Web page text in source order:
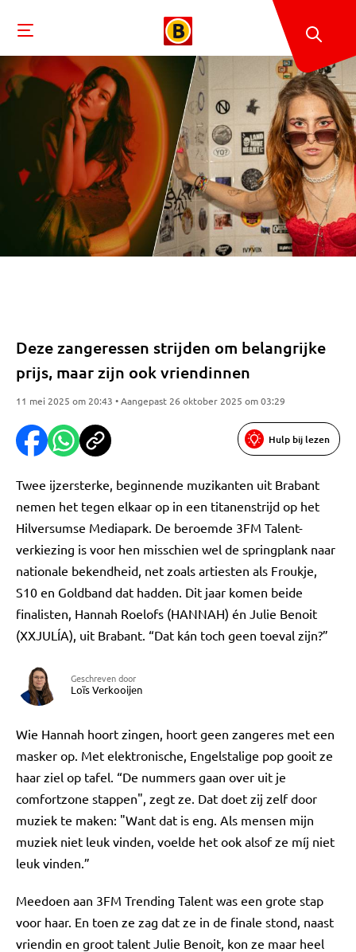
Deze zangeressen strijden om belangrijke
prijs, maar zijn ook vriendinnen
11 mei 2025 om 20:43 • Aangepast 26 oktober 2025 om 03:29
Hulp bij lezen
Twee ijzersterke, beginnende muzikanten uit Brabant
nemen het tegen elkaar op in een titanenstrijd op het
Hilversumse Mediapark. De beroemde 3FM Talent-
verkiezing is voor hen misschien wel de springplank naar
nationale bekendheid, net zoals artiesten als Froukje,
S10 en Goldband dat hadden. Dit jaar komen beide
finalisten, Hannah Roelofs (HANNAH) én Julie Benoit
(XXJULÍA), uit Brabant. “Dat kán toch geen toeval zijn?”
Geschreven door
Loïs Verkooijen
Wie Hannah hoort zingen, hoort geen zangeres met een
masker op. Met elektronische, Engelstalige pop gooit ze
haar ziel op tafel. “De nummers gaan over uit je
comfortzone stappen", zegt ze. Dat doet zij zelf door
muziek te maken: "Want dat is eng. Als mensen mijn
muziek niet leuk vinden, voelde het ook alsof ze míj niet
leuk vinden.”
Meedoen aan 3FM Trending Talent was een grote stap
voor haar. En toen ze zag dat ze in de finale stond, naast
vriendin en groot talent Julie Benoit, kon ze maar heel